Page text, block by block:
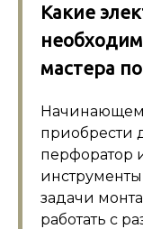
Какие
мастера
приобрести
перфоратор
задачи
работать с